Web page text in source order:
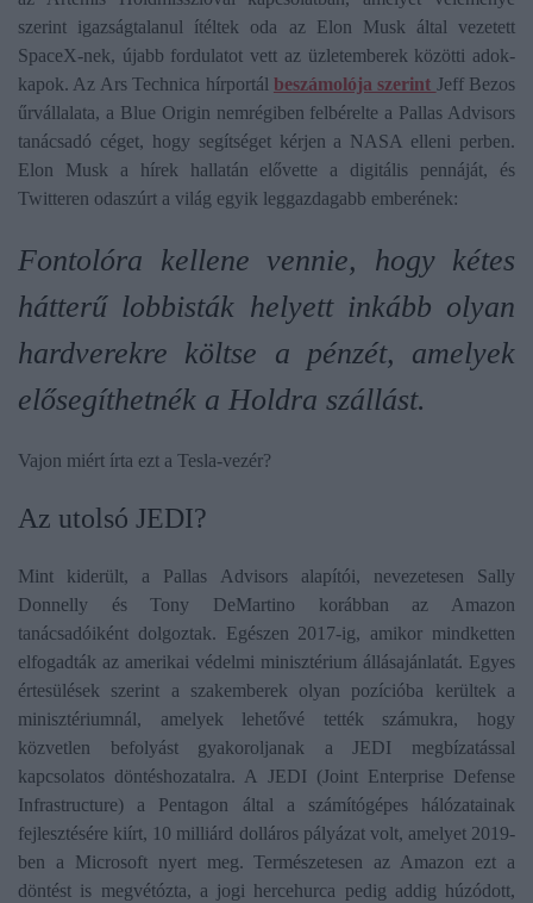
szerint igazságtalanul ítéltek oda az Elon Musk által vezetett
SpaceX-nek, újabb fordulatot vett az üzletemberek közötti adok-
kapok. Az Ars Technica hírportál beszámolója szerint Jeff Bezos
űrvállalata, a Blue Origin nemrégiben felbérelte a Pallas Advisors
tanácsadó céget, hogy segítséget kérjen a NASA elleni perben.
Elon Musk a hírek hallatán elővette a digitális pennáját, és
Twitteren odaszúrt a világ egyik leggazdagabb emberének:
Fontolóra kellene vennie, hogy kétes
hátterű lobbisták helyett inkább olyan
hardverekre költse a pénzét, amelyek
elősegíthetnék a Holdra szállást.
Vajon miért írta ezt a Tesla-vezér?
Az utolsó JEDI?
Mint kiderült, a Pallas Advisors alapítói, nevezetesen Sally
Donnelly és Tony DeMartino korábban az Amazon
tanácsadóiként dolgoztak. Egészen 2017-ig, amikor mindketten
elfogadták az amerikai védelmi minisztérium állásajánlatát. Egyes
értesülések szerint a szakemberek olyan pozícióba kerültek a
minisztériumnál, amelyek lehetővé tették számukra, hogy
közvetlen befolyást gyakoroljanak a JEDI megbízatással
kapcsolatos döntéshozatalra. A JEDI (Joint Enterprise Defense
Infrastructure) a Pentagon által a számítógépes hálózatainak
fejlesztésére kiírt, 10 milliárd dolláros pályázat volt, amelyet 2019-
ben a Microsoft nyert meg. Természetesen az Amazon ezt a
döntést is megvétózta, a jogi hercehurca pedig addig húzódott,